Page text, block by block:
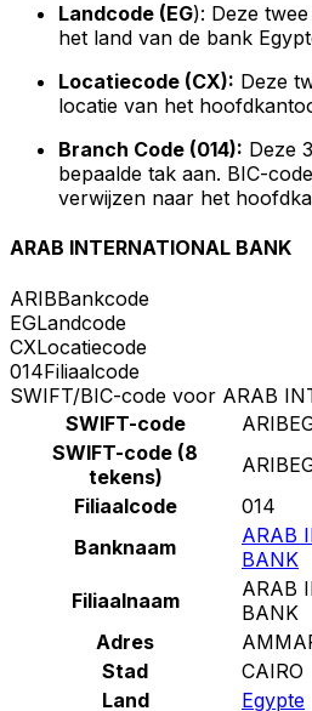
Landcode (EG): Deze
het land van de bank
Locatiecode (CX): Deze
locatie van het
Branch Code (014): Deze
bepaalde tak aan. BIC-
verwijzen naar het
ARAB INTERNATIONAL BANK
ARIBBankcode
EGLandcode
CXLocatiecode
014Filiaalcode
SWIFT/BIC-code voor ARAB
SWIFT-code
SWIFT-code (8
tekens)
Filiaalcode
014
Banknaam
ARAB
BANK
Filiaalnaam
ARAB
BANK
Adres
Stad
CAIRO
Land
Egypte